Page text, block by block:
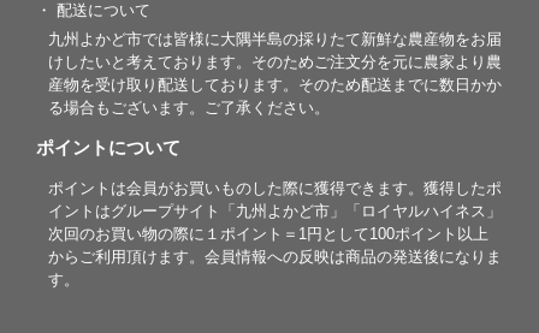
・ 配送について
九州よかど市では皆様に大隅半島の採りたて新鮮な農産物をお届
けしたいと考えております。そのためご注文分を元に農家より農
産物を受け取り配送しております。そのため配送までに数日かか
る場合もございます。ご了承ください。
ポイントについて
ポイントは会員がお買いものした際に獲得できます。獲得したポ
イントはグループサイト「九州よかど市」「ロイヤルハイネス」
次回のお買い物の際に１ポイント＝1円として100ポイント以上
からご利用頂けます。会員情報への反映は商品の発送後になりま
す。